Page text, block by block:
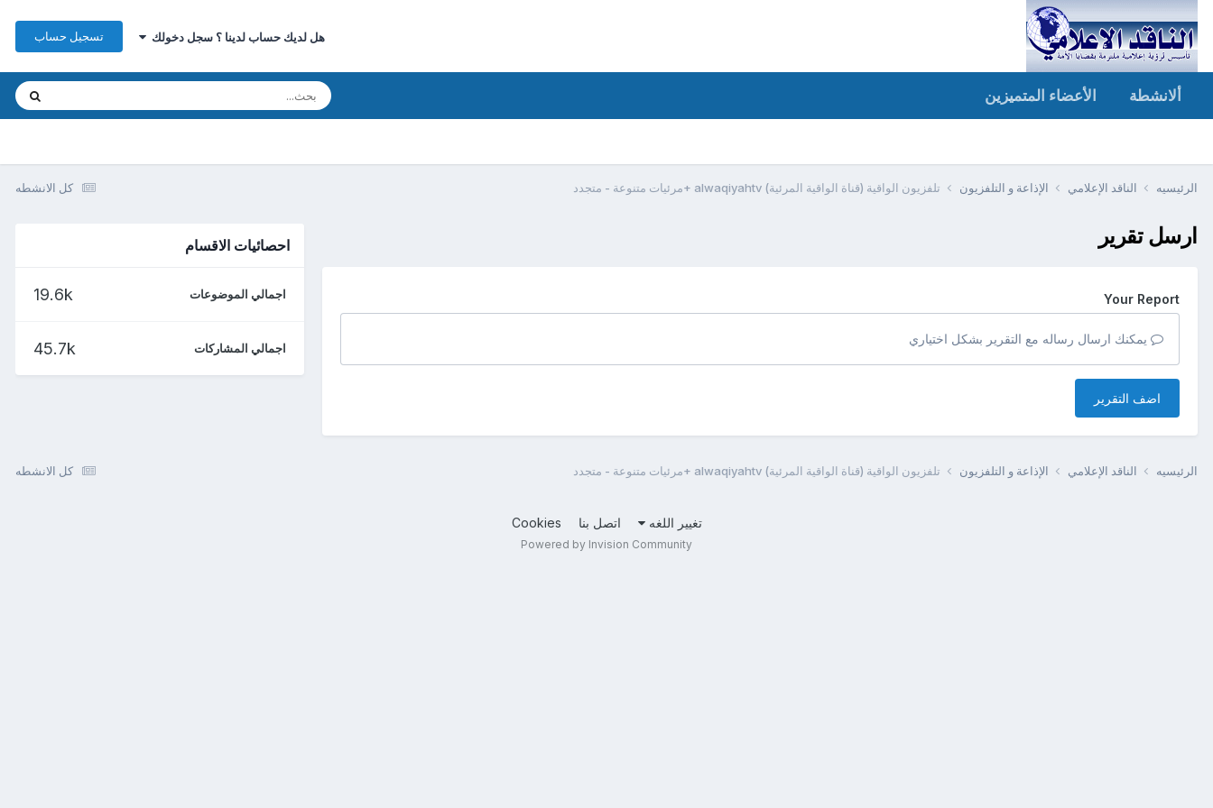
هل لديك حساب لدينا ؟ سجل دخولك تسجيل حساب
ألانشطة الأعضاء المتميزين
كل الانشطه الرئيسيه الناقد الإعلامي الإذاعة و التلفزيون تلفزيون الواقية (قناة الواقية المرئية) alwaqiyahtv +مرئيات متنوعة - متجدد
ارسل تقرير
Your Report
يمكنك ارسال رساله مع التقرير بشكل اختياري
اضف التقرير
احصائيات الاقسام
اجمالي الموضوعات 19.6k
اجمالي المشاركات 45.7k
كل الانشطه الرئيسيه الناقد الإعلامي الإذاعة و التلفزيون تلفزيون الواقية (قناة الواقية المرئية) alwaqiyahtv +مرئيات متنوعة - متجدد
تغيير اللغه اتصل بنا Cookies
Powered by Invision Community